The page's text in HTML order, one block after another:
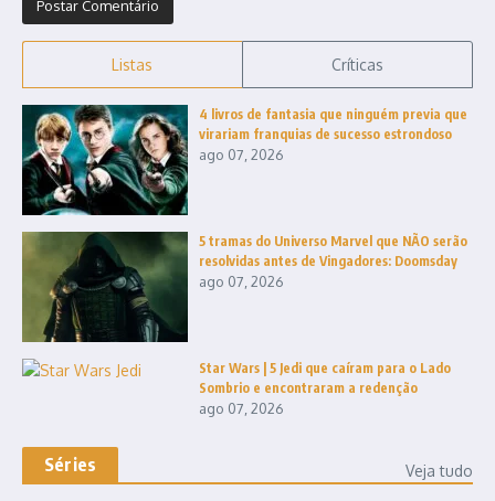
Listas Críticas
4 livros de fantasia que ninguém previa que
virariam franquias de sucesso estrondoso
ago 07, 2026
5 tramas do Universo Marvel que NÃO serão
resolvidas antes de Vingadores: Doomsday
ago 07, 2026
Star Wars | 5 Jedi que caíram para o Lado
Sombrio e encontraram a redenção
ago 07, 2026
Séries Veja tudo